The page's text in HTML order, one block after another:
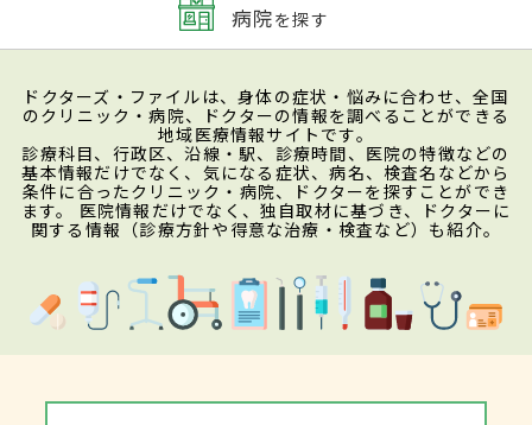
病院を探す
ドクターズ・ファイルは、身体の症状・悩みに合わせ、全国
のクリニック・病院、ドクターの情報を調べることができる
地域医療情報サイトです。
診療科目、行政区、沿線・駅、診療時間、医院の特徴などの
基本情報だけでなく、気になる症状、病名、検査名などから
条件に合ったクリニック・病院、ドクターを探すことができ
ます。 医院情報だけでなく、独自取材に基づき、ドクターに
関する情報（診療方針や得意な治療・検査など）も紹介。